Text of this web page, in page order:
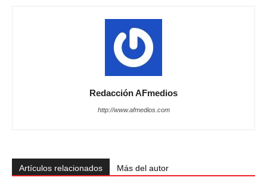
Redacción AFmedios
http://www.afmedios.com
Artículos relacionados Más del autor